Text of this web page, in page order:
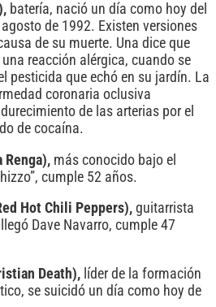
batería, nació un día como hoy del
de 1992. Existen versiones
de su muerte. Una dice que
reacción alérgica, cuando se
pesticida que echó en su jardín. La
coronaria oclusiva
de las arterias por el
de cocaína.
Renga), más conocido bajo el
cumple 52 años.
Hot Chili Peppers), guitarrista
Dave Navarro, cumple 47
Death), líder de la formación
se suicidó un día como hoy de